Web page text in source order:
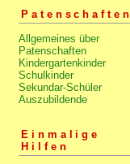
Patenschaften
Allgemeines über
Patenschaften
Kindergartenkinder
Schulkinder
Sekundar-Schüler
Auszubildende
Einmalige
Hilfen